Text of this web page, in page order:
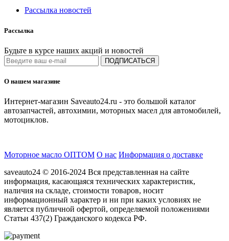
Рассылка новостей
Рассылка
Будьте в курсе наших акций и новостей
ПОДПИСАТЬСЯ
О нашем магазине
Интернет-магазин Saveauto24.ru - это большой каталог
автозапчастей, автохимии, моторных масел для автомобилей,
мотоциклов.
Моторное масло ОПТОМ О нас Информация о доставке
saveauto24 © 2016-2024 Вся представленная на сайте
информация, касающаяся технических характеристик,
наличия на складе, стоимости товаров, носит
информационный характер и ни при каких условиях не
является публичной офертой, определяемой положениями
Статьи 437(2) Гражданского кодекса РФ.